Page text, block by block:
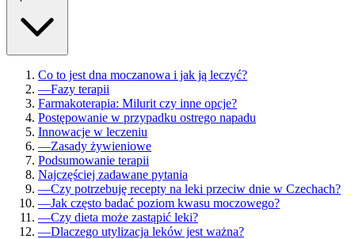
Co to jest dna moczanowa i jak ją leczyć?
—Fazy terapii
Farmakoterapia: Milurit czy inne opcje?
Postępowanie w przypadku ostrego napadu
Innowacje w leczeniu
—Zasady żywieniowe
Podsumowanie terapii
Najczęściej zadawane pytania
—Czy potrzebuję recepty na leki przeciw dnie w Czechach?
—Jak często badać poziom kwasu moczowego?
—Czy dieta może zastąpić leki?
—Dlaczego utylizacja leków jest ważna?